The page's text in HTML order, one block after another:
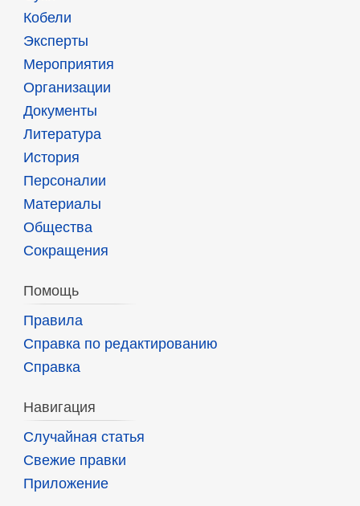
Кобели
Эксперты
Мероприятия
Организации
Документы
Литература
История
Персоналии
Материалы
Общества
Сокращения
Помощь
Правила
Справка по редактированию
Справка
Навигация
Случайная статья
Свежие правки
Приложение